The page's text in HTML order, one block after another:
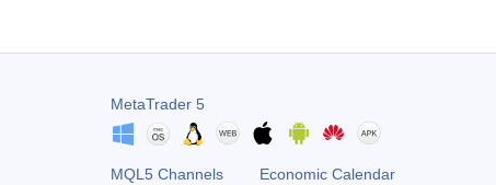
MetaTrader 5
MQL5 Channels Economic Calendar